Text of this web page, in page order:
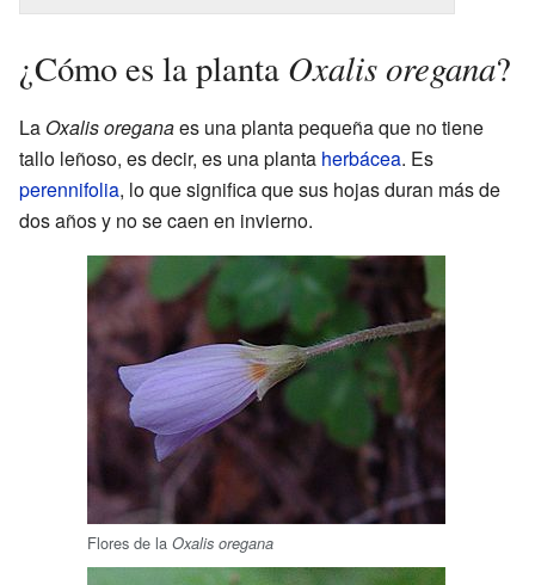
¿Cómo es la planta Oxalis oregana?
La Oxalis oreganaes una planta pequeña que no tiene
tallo leñoso, es decir, es una planta herbácea. Es
perennifolia, lo que significa que sus hojas duran más de
dos años y no se caen en invierno.
Flores de la Oxalis oregana